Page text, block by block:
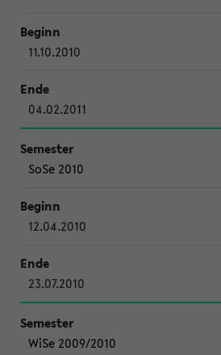
11.10.2010
04.02.2011
SoSe 2010
12.04.2010
23.07.2010
WiSe 2009/2010